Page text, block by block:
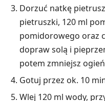
Dorzuć natkę
pietruszki, 120 ml
pomidorowego oraz
dopraw solą i
potem zmniejsz
Gotuj przez ok. 10
Wlej 120 ml wody,